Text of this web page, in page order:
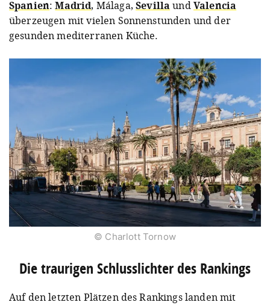
Spanien:Madrid, Málaga,Sevilla undValencia
überzeugen mit vielen Sonnenstunden und der
gesunden mediterranen Küche.
© Charlott Tornow
Die traurigen Schlusslichter des Rankings
Auf den letzten Plätzen des Rankings landen mit